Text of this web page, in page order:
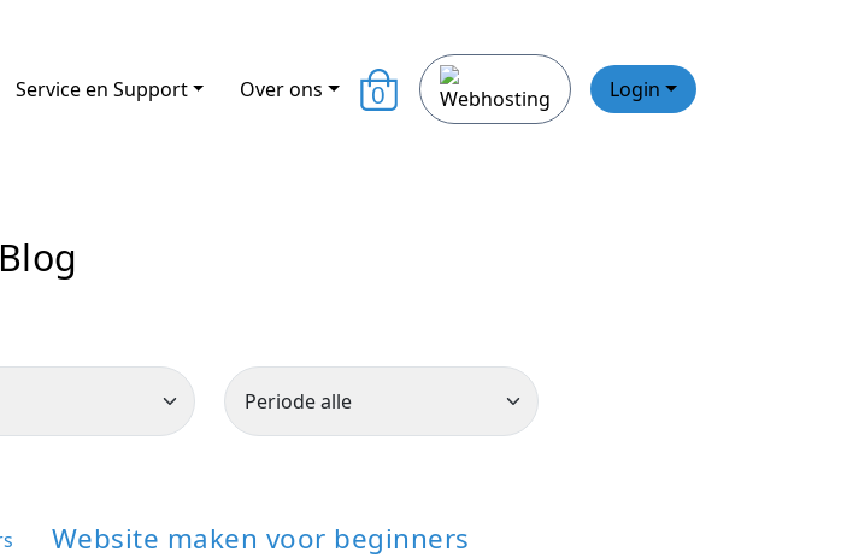
Service en Support Over ons 0 Login
Blog
Website maken voor beginners